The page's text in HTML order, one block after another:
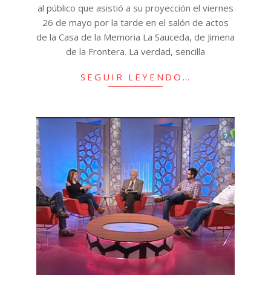
al público que asistió a su proyección el viernes
26 de mayo por la tarde en el salón de actos
de la Casa de la Memoria La Sauceda, de Jimena
de la Frontera. La verdad, sencilla
SEGUIR LEYENDO…